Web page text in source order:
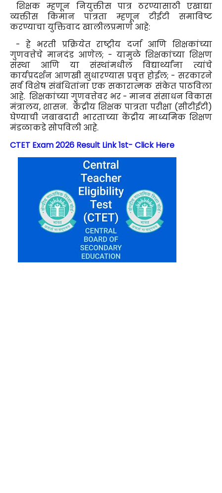
शिक्षक म्हणून नियुक्तीस पात्र ठरण्यासाठी एखाद्या
व्यक्तीस किमान पात्रता म्हणून टीईटी समाविष्ट
करण्याचा युक्तिवाद खालीलप्रमाणे आहे:
- हे भरती प्रक्रियेत राष्ट्रीय दर्जा आणि शिक्षकांच्या
गुणवत्तेचे मानदंड आणेल; - यामुळे शिक्षकांच्या शिक्षण
संस्था आणि या संस्थांमधील विद्यार्थ्यांना त्यांचे
कार्यप्रदर्शन आणखी सुधारण्यास प्रवृत्त होईल; - सरकारने
सर्व विशेष संबंधितांना एक सकारात्मक संकेत पाठविला
आहे. शिक्षकांच्या गुणवत्तेवर भर - मानव संसाधन विकास
मंत्रालय, शासन. केंद्रीय शिक्षक पात्रता परीक्षा (सीटीईटी)
घेण्याची जबाबदारी भारताच्या केंद्रीय माध्यमिक शिक्षण
मंडळाकडे सोपविली आहे.
CTET Exam 2026 Result Link 1st- Click Here